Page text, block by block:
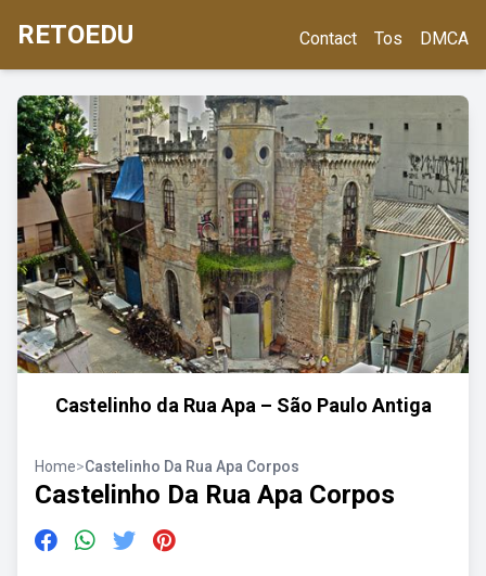
RETOEDU Contact Tos DMCA
Castelinho da Rua Apa – São Paulo Antiga
Home>Castelinho Da Rua Apa Corpos
Castelinho Da Rua Apa Corpos